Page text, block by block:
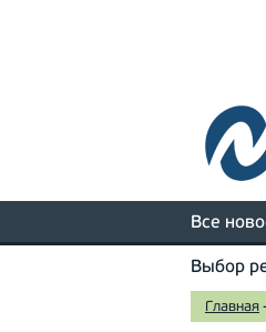
Все
Выбор
Главная -